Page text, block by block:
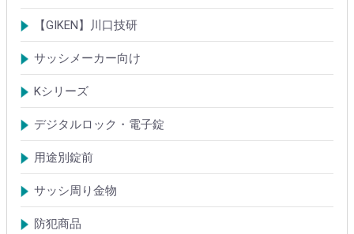
シリンダー
錠
【GIKEN】川口技研
鍵ケース/ラッチング
室内錠シリーズ
サッシメーカー向け
TOSTEMトステム(LIXILリクシル)
新日軽
三協(立山)アルミ
YKK
ミサワホーム
セキスイ
YAMAHA
ダイワハウス
松下電工・ナショナル住宅
不二サッシ
その他
Kシリーズ
【KH】アルミサッシ用引戸錠
【M】ミワ特殊錠
【G】ゴール特殊錠
【S】ショウワ特殊錠
【R】各社特殊錠
【MCY】ミワ取替用シリンダー
【GCY】ゴール取替用シリンダー
【SCY】ショウワ取替用シリンダー
【WCY】ウェスト取替用シリンダー
【ACY】アルファ取替用シリンダー
【KCY】コダイ取替用シリンダー
【KC】クレセントシリーズ
その他Kシリーズ
デジタルロック・電子錠
扉加工あり
扉加工なし(軽微な加工)
ICキー・タグ・カード
用途別錠前
アルミサッシ玄関引戸・引違戸錠
サムラッチ錠
浴室錠
補助錠
エンジンドア錠・ガラス扉錠
ケースハンドル錠
インダストリアルロック・カムロック
サッシ周り金物
ドアガード
ドアチェーン
クレセント錠
丁番
フランス落とし
ドアクローザ
防犯商品